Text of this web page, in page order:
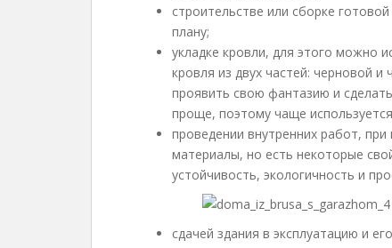
строительстве или сборке
плану;
укладке кровли, для этого можно
кровля из двух частей: черновой
проявить свою фантазию и
проще, поэтому чаще
проведении внутренних работ,
материалы, но есть некоторые
устойчивость, экологичность и
сдачей здания в эксплуатацию и